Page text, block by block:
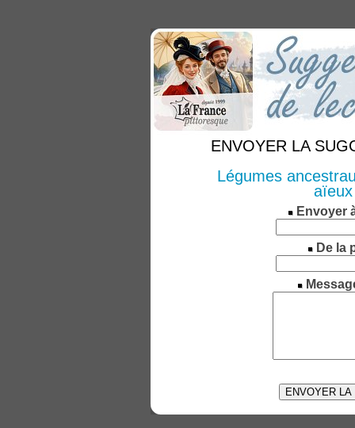
ENVOYER LA
Légumes
Envoyer
De la